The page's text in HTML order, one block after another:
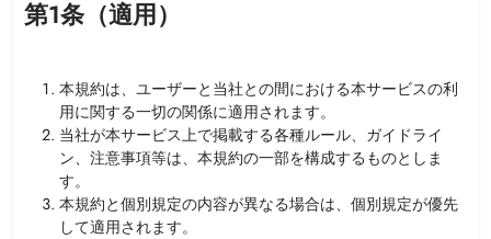
第1条（適用）
本規約は、ユーザーと当社との間における本サービスの利
用に関する一切の関係に適用されます。
当社が本サービス上で掲載する各種ルール、ガイドライ
ン、注意事項等は、本規約の一部を構成するものとしま
す。
本規約と個別規定の内容が異なる場合は、個別規定が優先
して適用されます。